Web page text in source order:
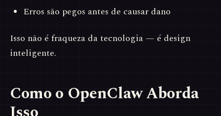
Erros são pegos antes de causar dano
Isso não é fraqueza da tecnologia — é design
inteligente.
Como o OpenClaw Aborda